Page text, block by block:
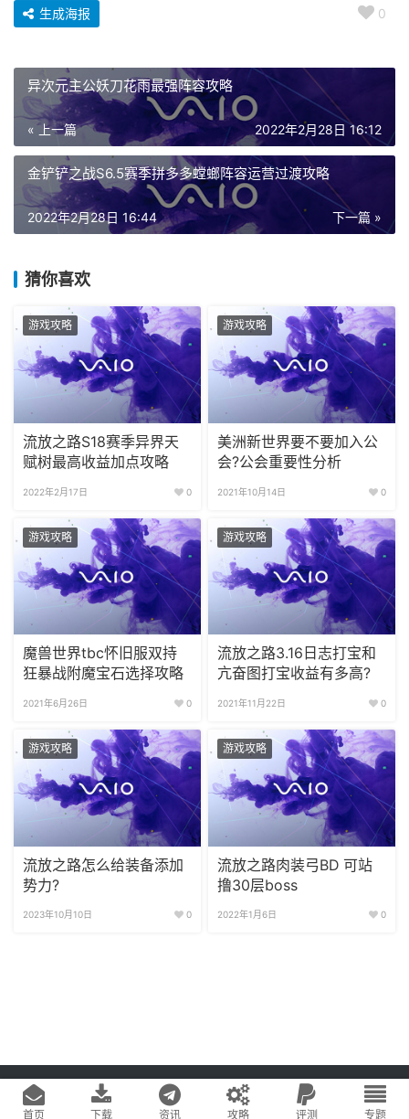
0
生成海报
异次元主公妖刀花雨最强阵容攻略
« 上一篇 2022年2月28日 16:12
金铲铲之战S6.5赛季拼多多螳螂阵容运营过渡攻略
下一篇 »
2022年2月28日 16:44
猜你喜欢
游戏攻略
流放之路S18赛季异界天
赋树最高收益加点攻略
2022年2月17日 0
游戏攻略
美洲新世界要不要加入公
会?公会重要性分析
2021年10月14日 0
游戏攻略
魔兽世界tbc怀旧服双持
狂暴战附魔宝石选择攻略
2021年6月26日 0
游戏攻略
流放之路3.16日志打宝和
亢奋图打宝收益有多高?
2021年11月22日 0
游戏攻略
流放之路怎么给装备添加
势力?
2023年10月10日 0
游戏攻略
流放之路肉装弓BD 可站
撸30层boss
2022年1月6日 0
Copyright © 2020 游戏易站 版权所有 鄂ICP备2022019269号-1
网站地图
首页
下载 资讯 攻略 评测 专题